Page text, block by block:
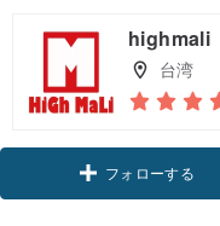
highmali
台湾
フォローする